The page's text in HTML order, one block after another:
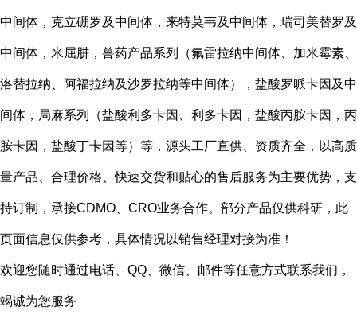
中间体，克立硼罗及中间体，来特莫韦及中间体，瑞司美替罗及
中间体，米屈肼，兽药产品系列（氟雷拉纳中间体、加米霉素、
洛替拉纳、阿福拉纳及沙罗拉纳等中间体），盐酸罗哌卡因及中
间体，局麻系列（盐酸利多卡因、利多卡因，盐酸丙胺卡因，丙
胺卡因，盐酸丁卡因等）等，源头工厂直供、资质齐全，以高质
量产品、合理价格、快速交货和贴心的售后服务为主要优势，支
持订制，承接CDMO、CRO业务合作。部分产品仅供科研，此
页面信息仅供参考，具体情况以销售经理对接为准！
欢迎您随时通过电话、QQ、微信、邮件等任意方式联系我们，
竭诚为您服务